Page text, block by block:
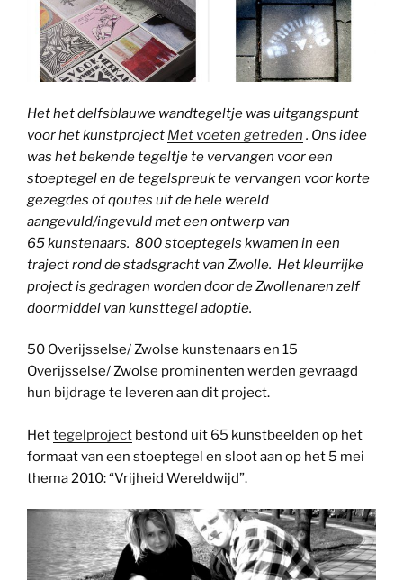
Het het delfsblauwe wandtegeltje was uitgangspunt
voor het kunstproject Met voeten getreden . Ons idee
was het bekende tegeltje te vervangen voor een
stoeptegel en de tegelspreuk te vervangen voor korte
gezegdes of qoutes uit de hele wereld
aangevuld/ingevuld met een ontwerp van
65 kunstenaars. 800 stoeptegels kwamen in een
traject rond de stadsgracht van Zwolle. Het kleurrijke
project is gedragen worden door de Zwollenaren zelf
doormiddel van kunsttegel adoptie.
50 Overijsselse/ Zwolse kunstenaars en 15
Overijsselse/ Zwolse prominenten werden gevraagd
hun bijdrage te leveren aan dit project.
Hettegelproject bestond uit 65 kunstbeelden op het
formaat van een stoeptegel en sloot aan op het 5 mei
thema 2010: “Vrijheid Wereldwijd”.